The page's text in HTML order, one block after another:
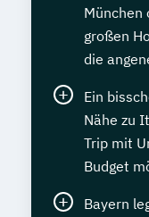
München
großen
die
Ein
Nähe zu
Trip mit
Budget
Bayern